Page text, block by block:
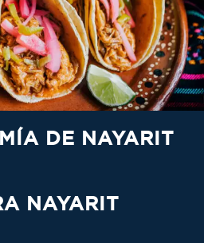
DE NAYARIT
NAYARIT